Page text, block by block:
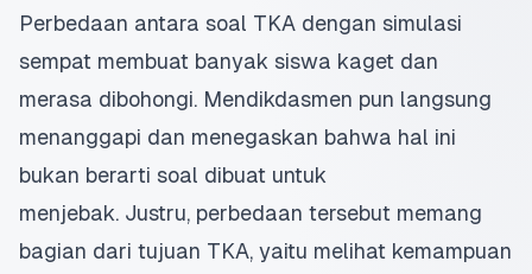
Perbedaan antara soal TKA dengan simulasi
sempat membuat banyak siswa kaget dan
merasa dibohongi. Mendikdasmen pun langsung
menanggapi dan menegaskan bahwa hal ini
bukan berarti soal dibuat untuk
menjebak. Justru, perbedaan tersebut memang
bagian dari tujuan TKA, yaitu melihat kemampuan